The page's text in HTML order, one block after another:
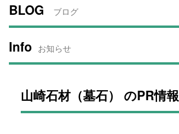
BLOG ブログ
Info お知らせ
山崎石材（墓石） のPR情報